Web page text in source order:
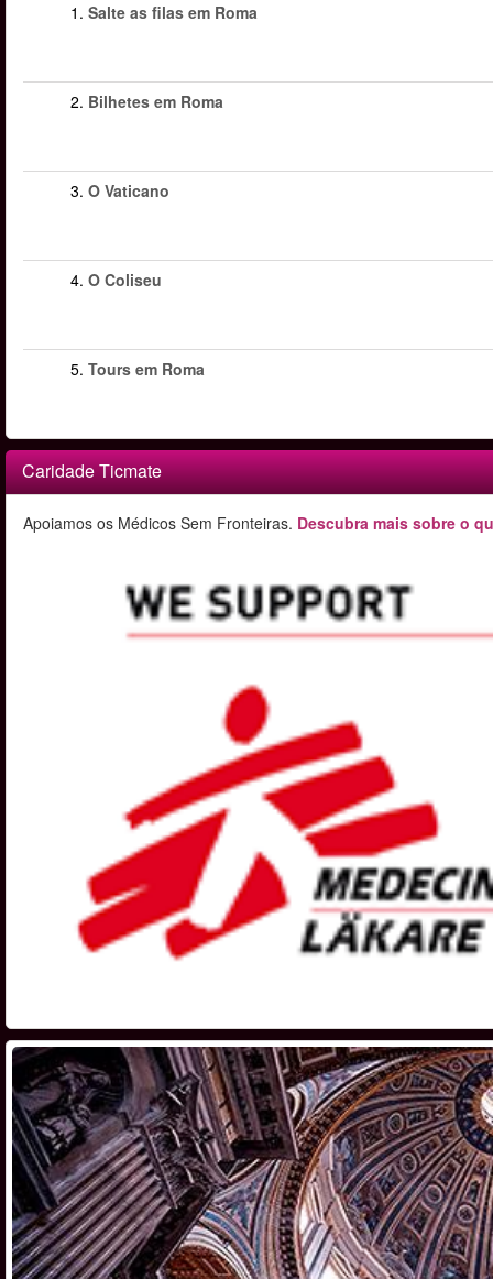
1. Salte as filas em Roma
2. Bilhetes em Roma
3. O Vaticano
4. O Coliseu
5. Tours em Roma
Caridade Ticmate
Apoiamos os Médicos Sem Fronteiras. Descubra mais sobre o